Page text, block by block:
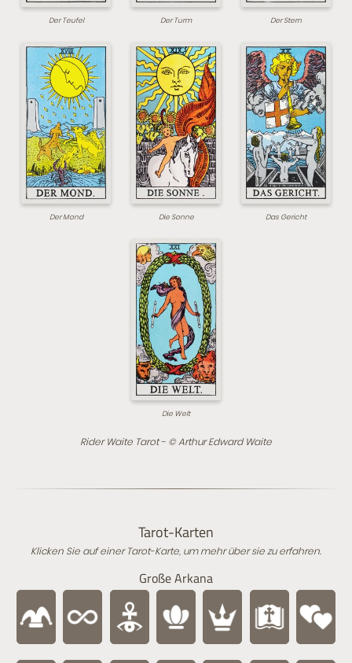
Der Teufel Der Turm Der Stern
Der Mond Die Sonne Das Gericht
Die Welt
Rider Waite Tarot - © Arthur Edward Waite
Tarot-Karten
Klicken Sie auf einer Tarot-Karte, um mehr über sie zu erfahren.
Große Arkana